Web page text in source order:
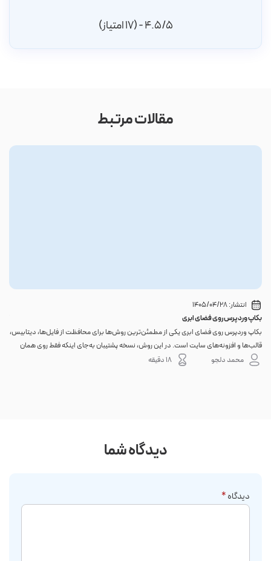
4.5/5 - (17 امتیاز)
مقالات مرتبط
انتشار:1405/04/28
بکاپ وردپرس روی فضای ابری
بکاپ وردپرس روی فضای ابری یکی از مطمئن‌ترین روش‌ها برای محافظت از فایل‌ها، دیتابیس،
قالب‌ها و افزونه‌های سایت است. در این روش، نسخه پشتیبان به‌جای اینکه فقط روی همان
هاست اصلی باقی بماند، به یک فضای جداگانه منتقل می‌شود؛ بنابراین خرابی سرور، هک
محمد دلجو 18 دقیقه
دیدگاه شما
دیدگاه*